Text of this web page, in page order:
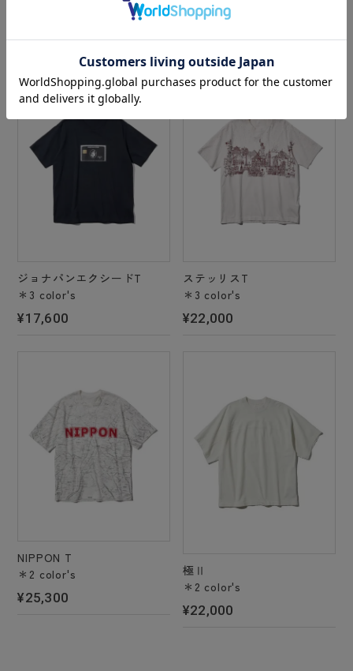
Recommend
関連おすすめアイテム
ジョナパンエクシードT
＊3 color's
¥17,600
ステッリスT
＊3 color's
¥22,000
NIPPON T
＊2 color's
¥25,300
極Ⅱ
＊2 color's
¥22,000